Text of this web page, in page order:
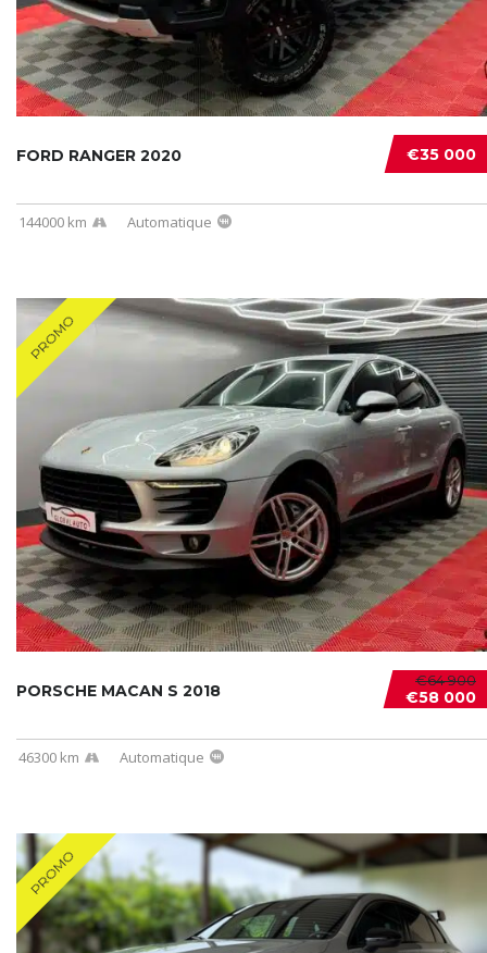
€35 000
FORD RANGER 2020
144000 km Automatique
PROMO
€64 900
€58 000
PORSCHE MACAN S 2018
46300 km Automatique
PROMO